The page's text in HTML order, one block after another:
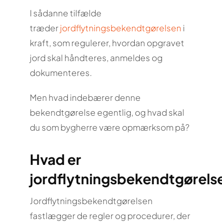
I sådanne tilfælde
træderjordflytningsbekendtgørelsen i
kraft, som regulerer, hvordan opgravet
jord skal håndteres, anmeldes og
dokumenteres.
Men hvad indebærer denne
bekendtgørelse egentlig, og hvad skal
du som bygherre være opmærksom på?
Hvad er
Jordflytningsbekendtgørelsen
fastlægger de regler og procedurer, der